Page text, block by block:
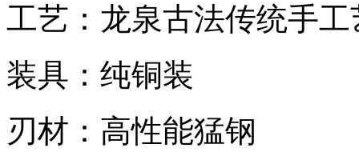
工艺：龙泉古法传统手工
装具：纯铜装
刃材：高性能猛钢